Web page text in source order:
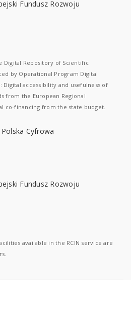
Digital Repository of Scientific
by Operational Program Digital
Digital accessibility and usefulness of
from the European Regional
co-financing from the state budget.
available in the RCIN service are